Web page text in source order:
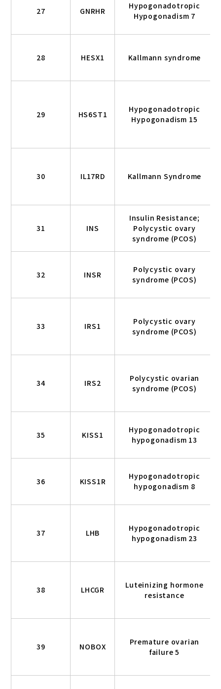
27 GNRHR
Hypogonadotropic
Hypogonadism 7
28 HESX1 Kallmann syndrome
29 HS6ST1
Hypogonadotropic
Hypogonadism 15
30 IL17RD Kallmann Syndrome
31 INS
Insulin Resistance;
Polycystic ovary
syndrome (PCOS)
32 INSR
Polycystic ovary
syndrome (PCOS)
33 IRS1
Polycystic ovary
syndrome (PCOS)
34 IRS2
Polycystic ovarian
syndrome (PCOS)
35 KISS1
Hypogonadotropic
hypogonadism 13
36 KISS1R
Hypogonadotropic
hypogonadism 8
37 LHB
Hypogonadotropic
hypogonadism 23
38 LHCGR
Luteinizing hormone
resistance
39 NOBOX
Premature ovarian
failure 5